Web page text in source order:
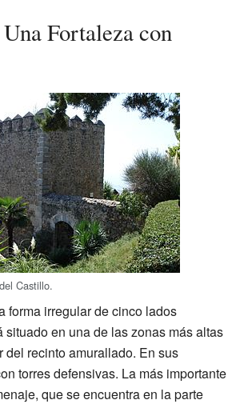
Fortaleza con
Castillo.
forma irregular de cinco lados
situado en una de las zonas más altas
del recinto amurallado. En sus
torres defensivas. La más importante
que se encuentra en la parte